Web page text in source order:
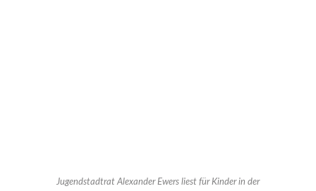
Jugendstadtrat Alexander Ewers liest für Kinder in der